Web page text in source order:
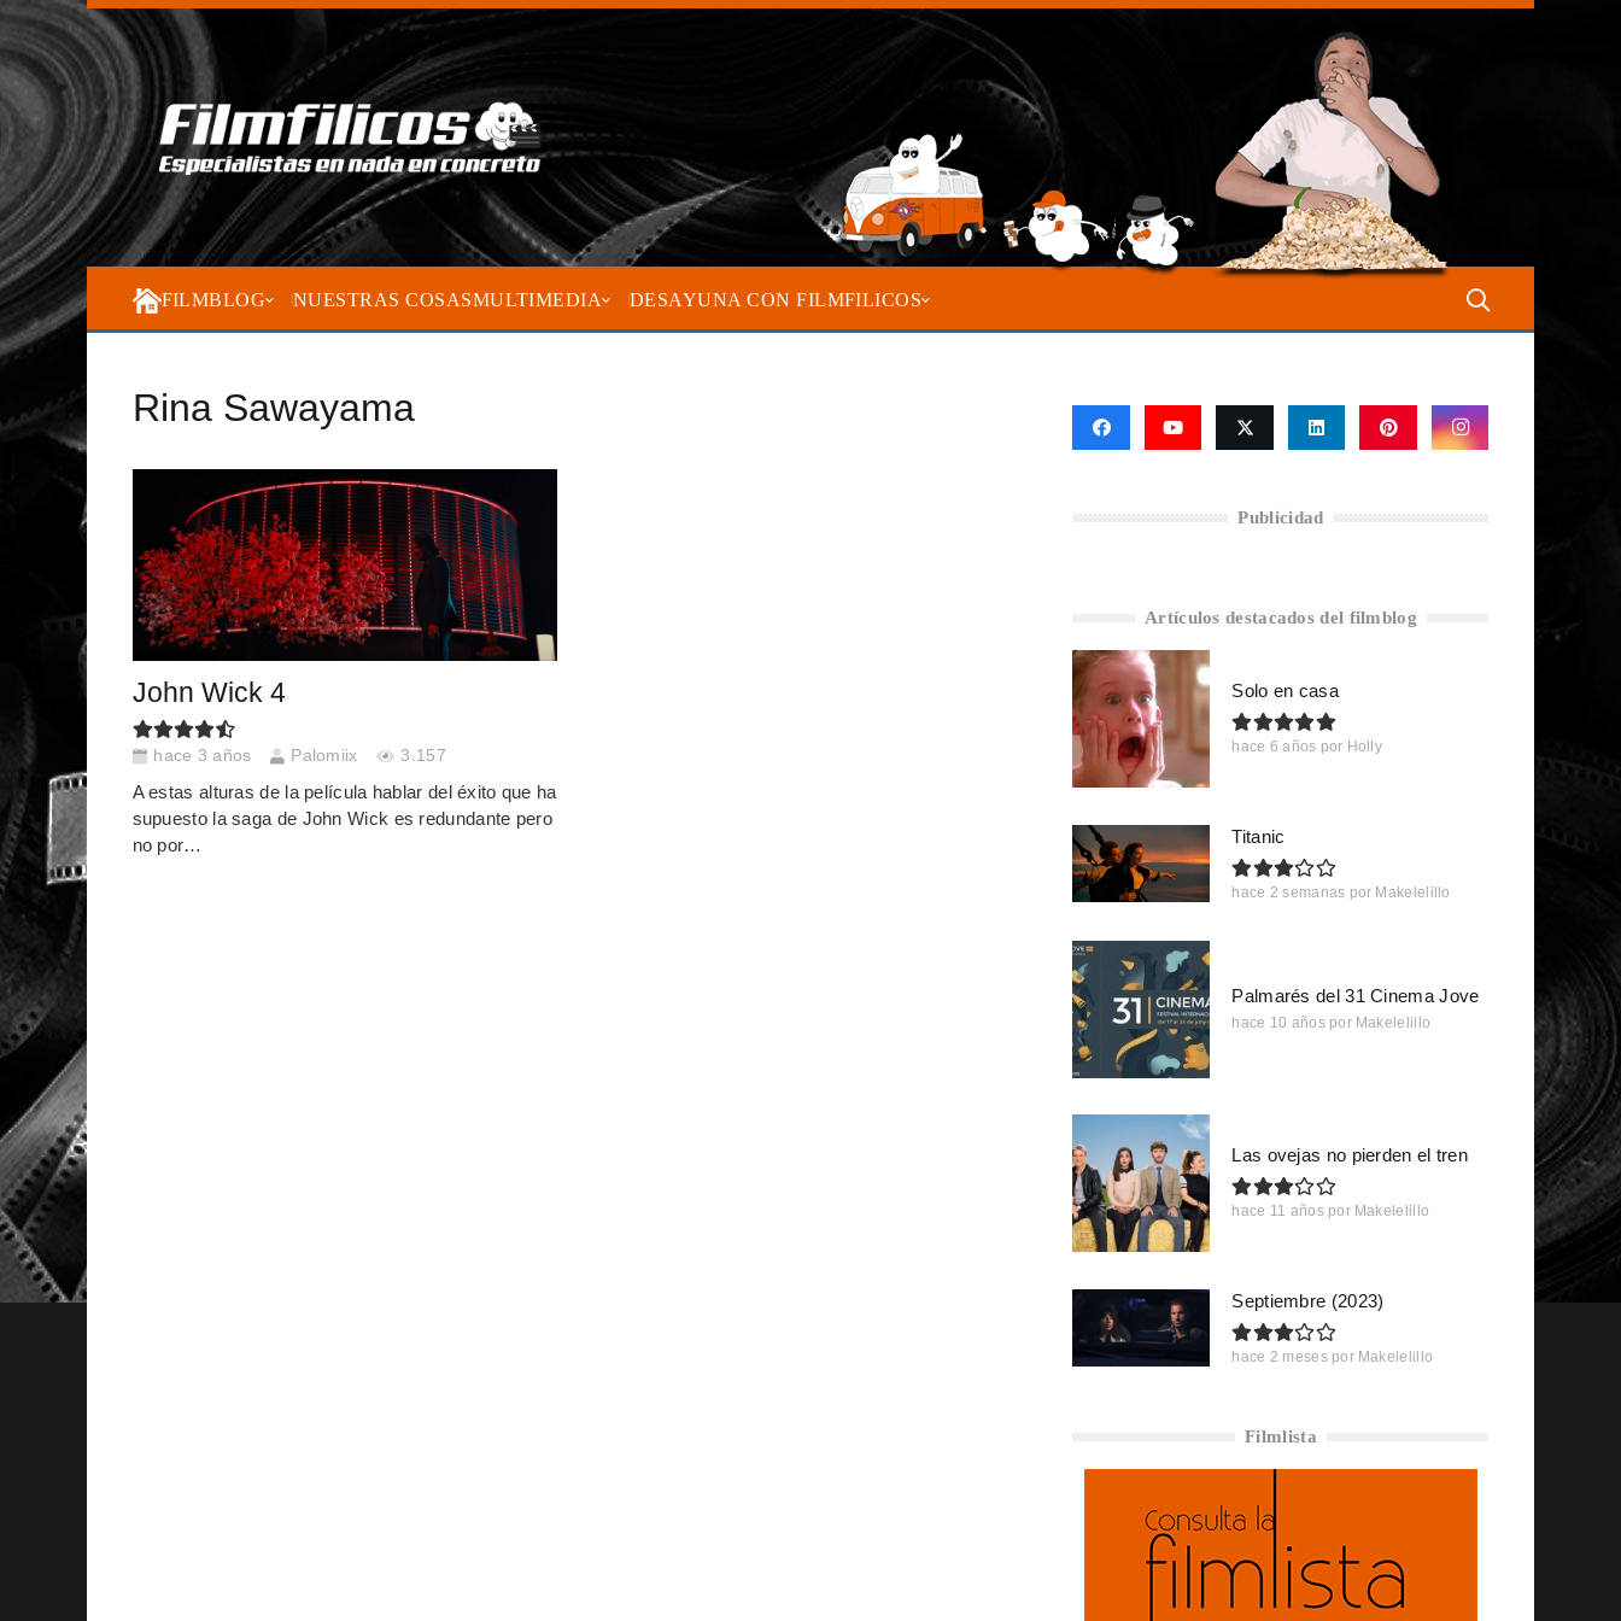
FILMBLOG NUESTRAS COSASMULTIMEDIA DESAYUNA CON FILMFILICOS
Rina Sawayama
John Wick 4
hace 3 años Palomiix 3.157
A estas alturas de la película hablar del éxito que ha
supuesto la saga de John Wick es redundante pero
no por…
Publicidad
Artículos destacados del filmblog
Solo en casa
hace 6 años por Holly
Titanic
hace 2 semanas por Makelelillo
Palmarés del 31 Cinema Jove
hace 10 años por Makelelillo
Las ovejas no pierden el tren
hace 11 años por Makelelillo
Septiembre (2023)
hace 2 meses por Makelelillo
Filmlista